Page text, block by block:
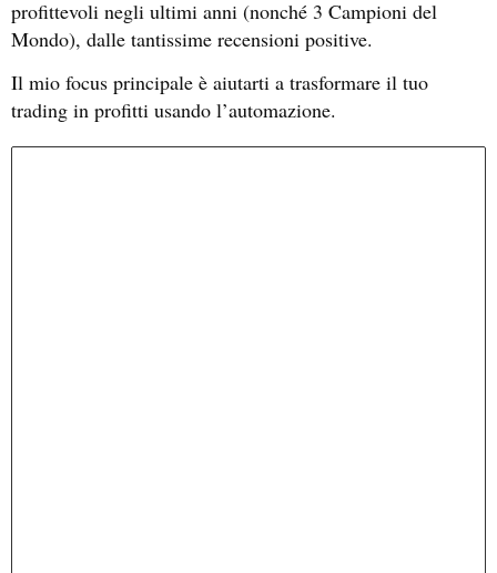
profittevoli negli ultimi anni (nonché 3 Campioni del
Mondo), dalle tantissime recensioni positive.
Il mio focus principale è aiutarti a trasformare il tuo
trading in profitti usando l’automazione.